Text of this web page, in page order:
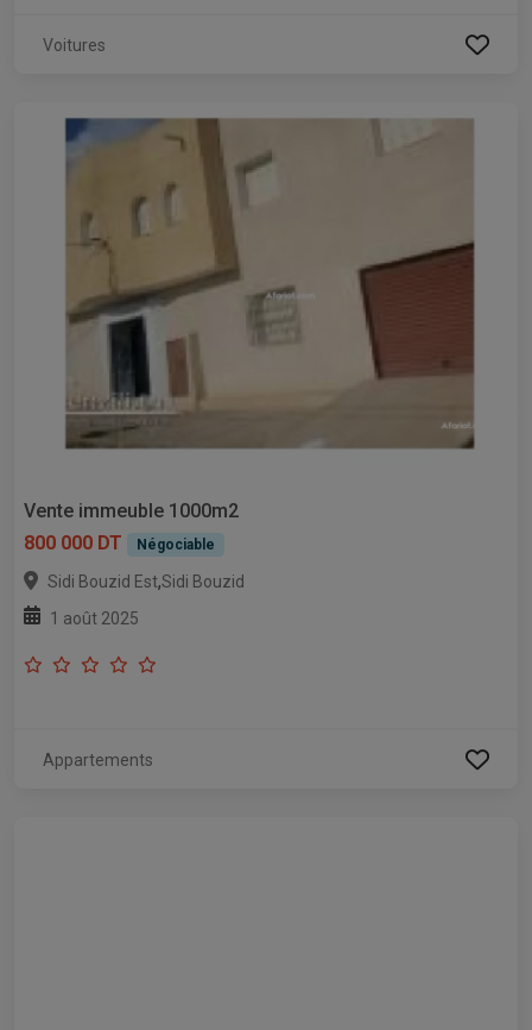
Voitures
Vente immeuble 1000m2
800 000 DT
Négociable
Sidi Bouzid Est,Sidi Bouzid
1 août 2025
Appartements